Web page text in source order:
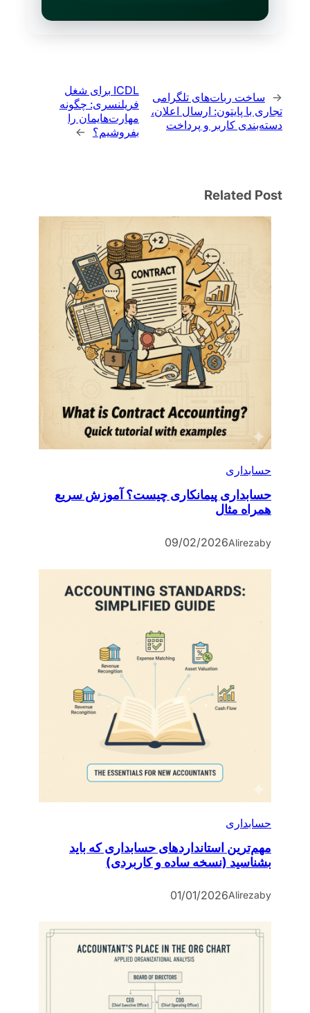
← ساخت ربات‌های تلگرامی
تجاری با پایتون: ارسال اعلان،
دسته‌بندی کاربر و پرداخت
ICDL برای شغل
فریلنسری: چگونه
مهارت‌هایمان را
بفروشیم؟
→
Related Post
حسابداری
حسابداری پیمانکاری چیست؟ آموزش سریع
همراه مثال
by
Alireza
09/02/2026
حسابداری
مهم‌ترین استانداردهای حسابداری که باید
بشناسید (نسخه ساده و کاربردی)
by
Alireza
01/01/2026